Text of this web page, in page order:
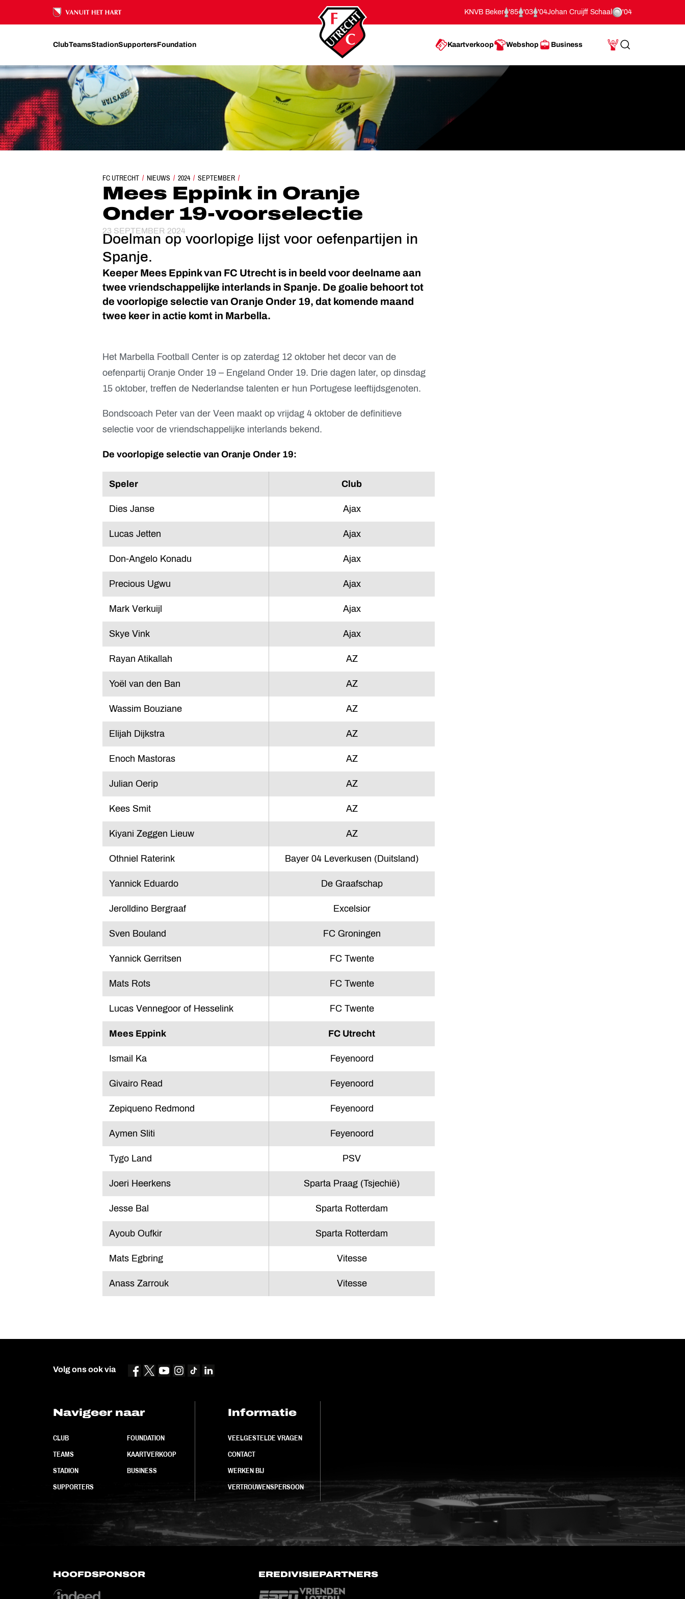
Ons nalatenschap
KNVB Beker '85 '03 '04Johan Cruijff Schaal '04
ClubTeamsStadionSupportersFoundation Kaartverkoop Webshop Business
Mijn Account
Search
FC UTRECHT NIEUWS 2024 SEPTEMBER
MEES EPPINK IN ORANJE ONDER 19-VOORSELECTIE
Mees Eppink in Oranje
Onder 19-voorselectie
23 SEPTEMBER 2024
Doelman op voorlopige lijst voor oefenpartijen in
Spanje.
Keeper Mees Eppink van FC Utrecht is in beeld voor deelname aan
twee vriendschappelijke interlands in Spanje. De goalie behoort tot
de voorlopige selectie van Oranje Onder 19, dat komende maand
twee keer in actie komt in Marbella.
Het Marbella Football Center is op zaterdag 12 oktober het decor van de
oefenpartij Oranje Onder 19 – Engeland Onder 19. Drie dagen later, op dinsdag
15 oktober, treffen de Nederlandse talenten er hun Portugese leeftijdsgenoten.
Bondscoach Peter van der Veen maakt op vrijdag 4 oktober de definitieve
selectie voor de vriendschappelijke interlands bekend.
De voorlopige selectie van Oranje Onder 19:
Speler Club
Dies Janse Ajax
Lucas Jetten Ajax
Don-Angelo Konadu Ajax
Precious Ugwu Ajax
Mark Verkuijl Ajax
Skye Vink Ajax
Rayan Atikallah AZ
Yoël van den Ban AZ
Wassim Bouziane AZ
Elijah Dijkstra AZ
Enoch Mastoras AZ
Julian Oerip AZ
Kees Smit AZ
Kiyani Zeggen Lieuw AZ
Othniel Raterink Bayer 04 Leverkusen (Duitsland)
Yannick Eduardo De Graafschap
Jerolldino Bergraaf Excelsior
Sven Bouland FC Groningen
Yannick Gerritsen FC Twente
Mats Rots FC Twente
Lucas Vennegoor of Hesselink FC Twente
Mees Eppink FC Utrecht
Ismail Ka Feyenoord
Givairo Read Feyenoord
Zepiqueno Redmond Feyenoord
Aymen Sliti Feyenoord
Tygo Land PSV
Joeri Heerkens Sparta Praag (Tsjechië)
Jesse Bal Sparta Rotterdam
Ayoub Oufkir Sparta Rotterdam
Mats Egbring Vitesse
Anass Zarrouk Vitesse
Volg ons ook via
Navigeer naar
CLUB
TEAMS
STADION
SUPPORTERS
FOUNDATION
KAARTVERKOOP
BUSINESS
Informatie
VEELGESTELDE VRAGEN
CONTACT
WERKEN BIJ
VERTROUWENSPERSOON
HOOFDSPONSOR EREDIVISIEPARTNERS